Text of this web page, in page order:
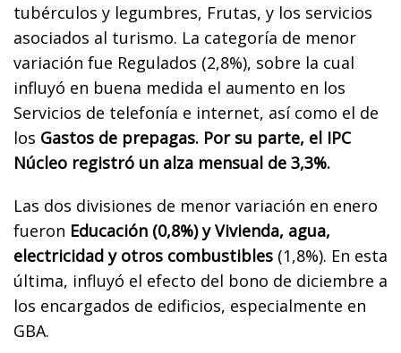
tubérculos y legumbres, Frutas, y los servicios
asociados al turismo. La categoría de menor
variación fue Regulados (2,8%), sobre la cual
influyó en buena medida el aumento en los
Servicios de telefonía e internet, así como el de
los Gastos de prepagas. Por su parte, el IPC
Núcleo registró un alza mensual de 3,3%.
Las dos divisiones de menor variación en enero
fueron Educación (0,8%) y Vivienda, agua,
electricidad y otros combustibles (1,8%). En esta
última, influyó el efecto del bono de diciembre a
los encargados de edificios, especialmente en
GBA.